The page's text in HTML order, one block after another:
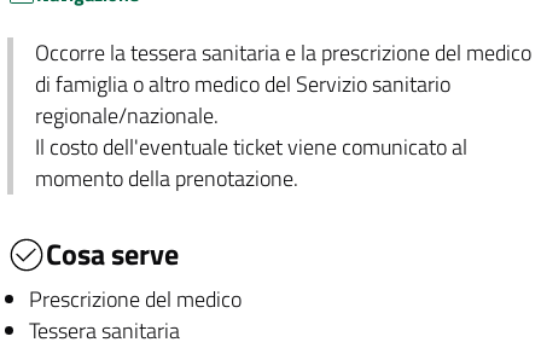
Occorre la tessera sanitaria e la prescrizione del medico
di famiglia o altro medico del Servizio sanitario
regionale/nazionale.
Il costo dell'eventuale ticket viene comunicato al
momento della prenotazione.
Cosa serve
Prescrizione del medico
Tessera sanitaria